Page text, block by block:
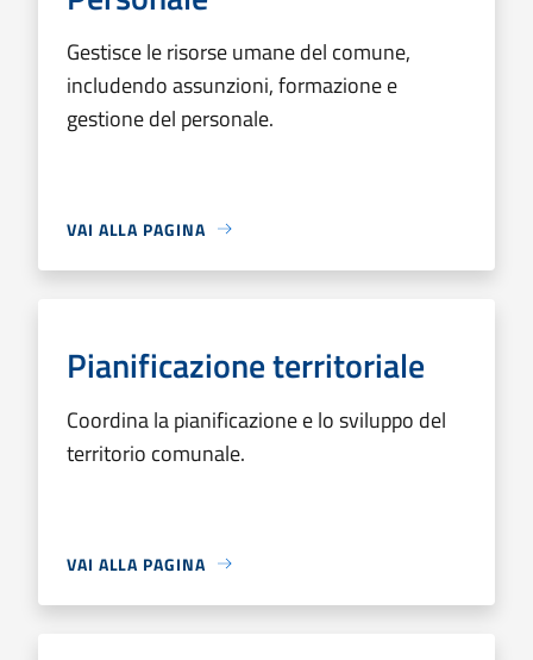
Gestisce le risorse umane del comune,
includendo assunzioni, formazione e
gestione del personale.
VAI ALLA PAGINA
Pianificazione territoriale
Coordina la pianificazione e lo sviluppo del
territorio comunale.
VAI ALLA PAGINA